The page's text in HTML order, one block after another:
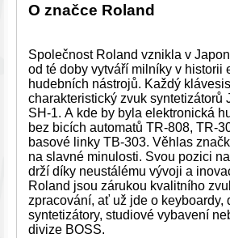
O značce Roland
Společnost Roland vznikla v
od té doby vytváří milníky v historii
hudebních nástrojů. Každý
charakteristický zvuk syntetizátorů
SH-1. A kde by byla elektronická
bez bicích automatů TR-808, TR-
basové linky TB-303. Věhlas
na slavné minulosti. Svou pozici
drží díky neustálému vývoji a
Roland jsou zárukou kvalitního
zpracování, ať už jde o keyboardy,
syntetizátory, studiové vybavení
divize BOSS.